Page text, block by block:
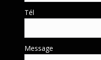
Tél
Message